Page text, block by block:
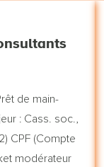
de main-
: Cass. soc.,
CPF (Compte
modérateur